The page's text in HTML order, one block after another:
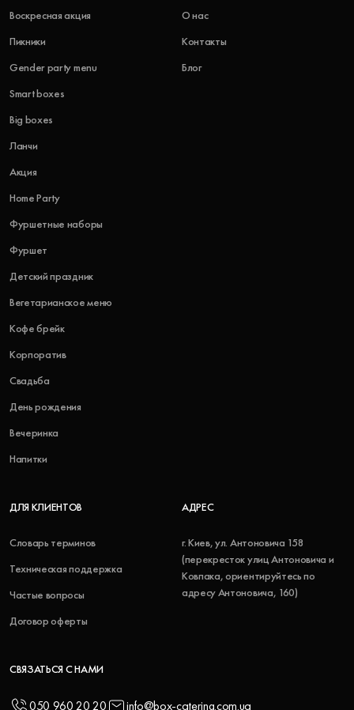
Воскресная акция
Пикники
Gender party menu
Smart boxes
Big boxes
Ланчи
Акция
Home Party
Фуршетные наборы
Фуршет
Детский праздник
Вегетарианское меню
Кофе брейк
Корпоратив
Свадьба
День рождения
Вечеринка
Напитки
О нас
Контакты
Блог
ДЛЯ КЛИЕНТОВ
Словарь терминов
Техническая поддержка
Частые вопросы
Договор оферты
АДРЕС
г. Киев, ул. Антоновича 158
(перекресток улиц Антоновича и
Ковпака, ориентируйтесь по
адресу Антоновича, 160)
СВЯЗАТЬСЯ С НАМИ
050 960 20 20 info@box-catering.com.ua